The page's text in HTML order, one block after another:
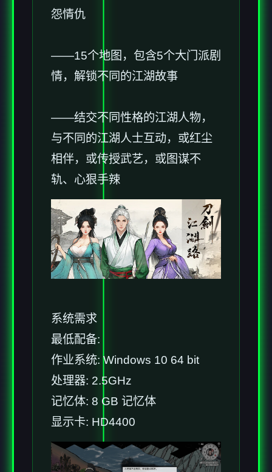
怨情仇
——15个地图，包含5个大门派剧
情，解锁不同的江湖故事
——结交不同性格的江湖人物，
与不同的江湖人士互动，或红尘
相伴，或传授武艺，或图谋不
轨、心狠手辣
系统需求
最低配备:
作业系统: Windows 10 64 bit
处理器: 2.5GHz
记忆体: 8 GB 记忆体
显示卡: HD4400